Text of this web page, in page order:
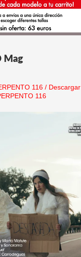
Mag
116 / Descargar
116